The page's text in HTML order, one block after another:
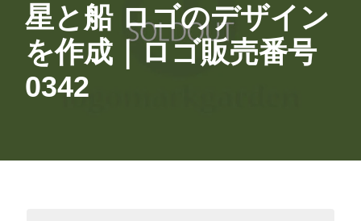
星と船 ロゴのデザイン
を作成｜ロゴ販売番号
0342